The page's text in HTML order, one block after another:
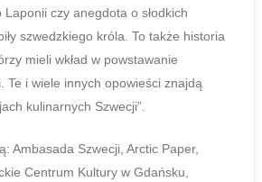
czy anegdota o słodkich
szwedzkiego króla. To także historia
mieli wkład w powstawanie
Te i wiele innych opowieści znajdą
kulinarnych Szwecji”.
Ambasada Szwecji, Arctic Paper,
Centrum Kultury w Gdańsku,